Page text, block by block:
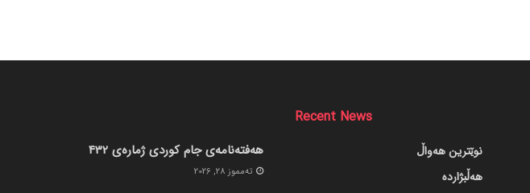
نوێترین هەواڵ
هەڵبژاردە
Recent News
هەفتەنامەی جام کوردی ژمارەی 432
ته‌مموز 28, 2026